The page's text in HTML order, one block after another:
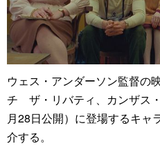
ウェス・アンダーソン監督の
チ ザ・リバティ、カンザス
月28日公開）に登場するキャ
介する。